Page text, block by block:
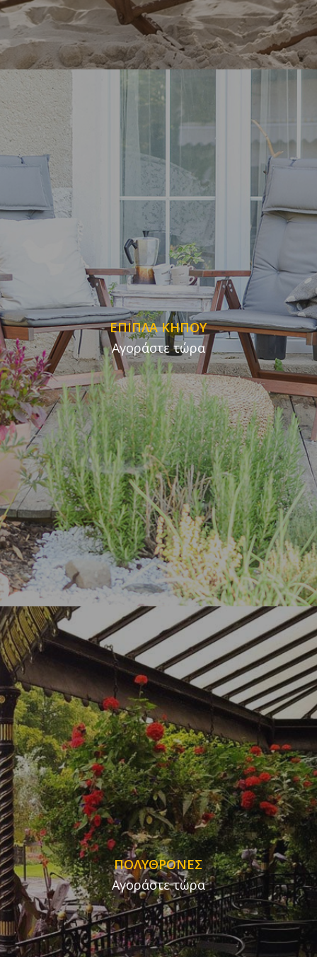
ΕΠΙΠΛΑ ΚΗΠΟΥ
Αγοράστε τώρα
ΠΟΛΥΘΡΟΝΕΣ
Αγοράστε τώρα